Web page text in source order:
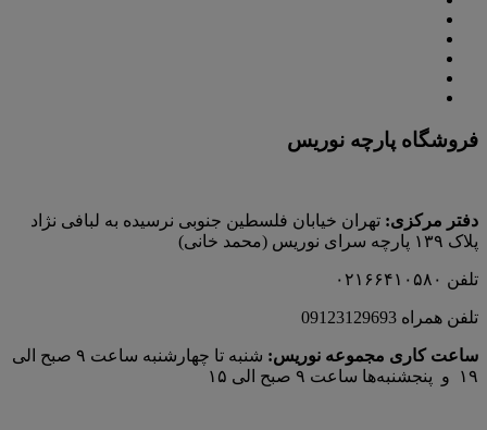
فروشگاه پارچه نوریس
دفتر مرکزی: تهران خیابان فلسطین جنوبی نرسیده به لبافی نژاد
پلاک ۱۳۹ پارچه‌ سرای نوريس (محمد خانی)
تلفن ۰۲۱۶۶۴۱۰۵۸۰
تلفن همراه 09123129693
ساعت کاری مجموعه نوریس:
شنبه تا چهارشنبه ساعت ۹ صبح الی
۱۹ و پنجشنبه‌ها ساعت ۹ صبح الی ۱۵